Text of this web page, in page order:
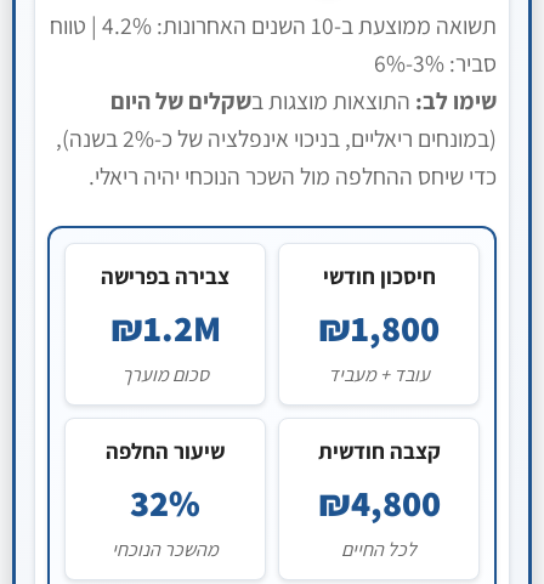
תשואה ממוצעת ב-10 השנים האחרונות: 4.2% | טווח
סביר: 3%-6%
שימו לב: התוצאות מוצגות בשקלים של היום
(במונחים ריאליים, בניכוי אינפלציה של כ-2% בשנה),
כדי שיחס ההחלפה מול השכר הנוכחי יהיה ריאלי.
חיסכון חודשי
₪1,800
עובד + מעביד
צבירה בפרישה
₪1.2M
סכום מוערך
קצבה חודשית
₪4,800
לכל החיים
שיעור החלפה
32%
מהשכר הנוכחי